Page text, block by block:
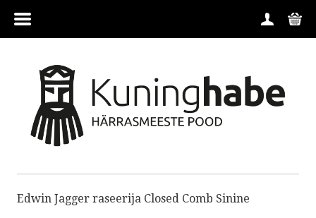
TOOTEGRUPID
KONTAKT
Edwin Jagger raseerija Closed Comb Sinine